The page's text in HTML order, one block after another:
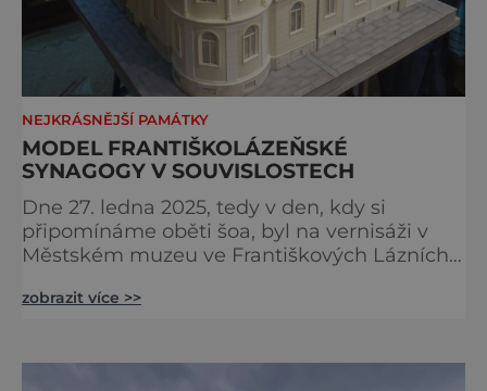
NEJKRÁSNĚJŠÍ PAMÁTKY
MODEL FRANTIŠKOLÁZEŇSKÉ
SYNAGOGY V SOUVISLOSTECH
Dne 27. ledna 2025, tedy v den, kdy si
připomínáme oběti šoa, byl na vernisáži v
Městském muzeu ve Františkových Lázních
nacisty zničena v roce 1938. Do lázeňského
zobrazit více >>